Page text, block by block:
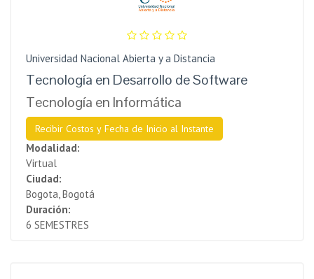
Universidad Nacional Abierta y a Distancia
Tecnología en Desarrollo de Software
Tecnología en Informática
Recibir Costos y Fecha de Inicio al Instante
Modalidad:
Virtual
Ciudad:
Bogota, Bogotá
Duración:
6 SEMESTRES